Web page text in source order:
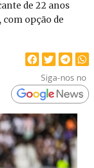
de 22 anos
opção de
Siga-nos no